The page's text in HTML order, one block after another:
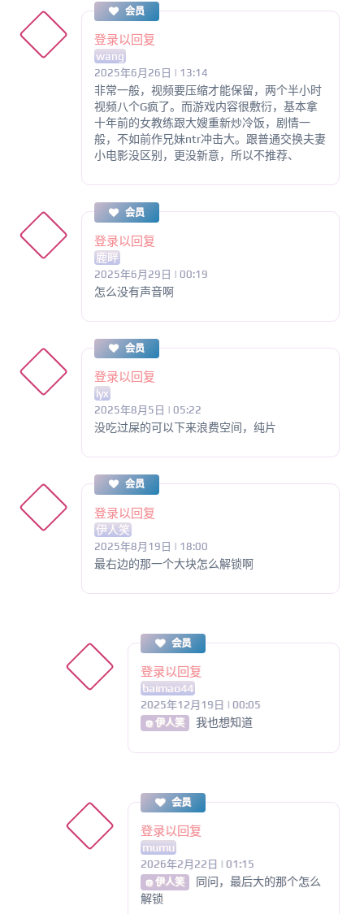
会员
登录以回复
wang
2025年6月26日 | 13:14
非常一般，视频要压缩才能保留，两个半小时
视频八个G疯了。而游戏内容很敷衍，基本拿
十年前的女教练跟大嫂重新炒冷饭，剧情一
般，不如前作兄妹ntr冲击大。跟普通交换夫妻
小电影没区别，更没新意，所以不推荐、
会员
登录以回复
鹿畔
2025年6月29日 | 00:19
怎么没有声音啊
会员
登录以回复
lyx
2025年8月5日 | 05:22
没吃过屎的可以下来浪费空间，纯片
会员
登录以回复
伊人笑
2025年8月19日 | 18:00
最右边的那一个大块怎么解锁啊
会员
登录以回复
baimao44
2025年12月19日 | 00:05
@ 伊人笑 我也想知道
会员
登录以回复
mumu
2026年2月22日 | 01:15
@ 伊人笑
同问，最后大的那个怎么
解锁